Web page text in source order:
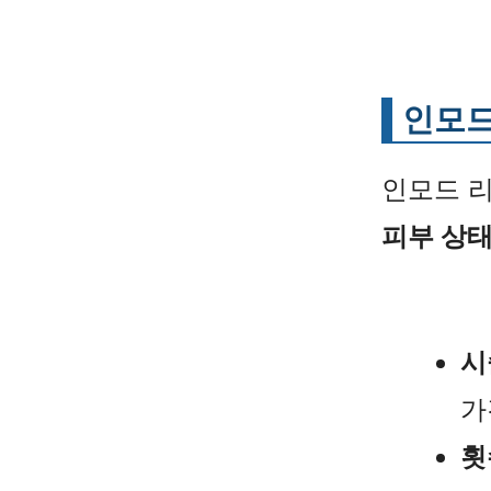
인모
인모드
피부 상태